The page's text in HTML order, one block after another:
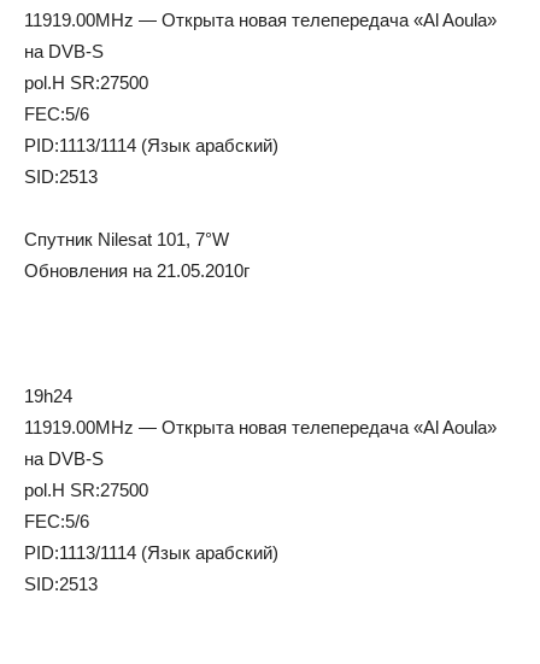
11919.00MHz — Открыта новая телепередача «Al Aoula»
на DVB-S
pol.H SR:27500
FEC:5/6
PID:1113/1114 (Язык арабский)
SID:2513
Спутник Nilesat 101, 7°W
Обновления на 21.05.2010г
19h24
11919.00MHz — Открыта новая телепередача «Al Aoula»
на DVB-S
pol.H SR:27500
FEC:5/6
PID:1113/1114 (Язык арабский)
SID:2513